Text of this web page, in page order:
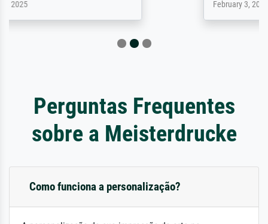
Perguntas Frequentes
sobre a Meisterdrucke
Como funciona a personalização?